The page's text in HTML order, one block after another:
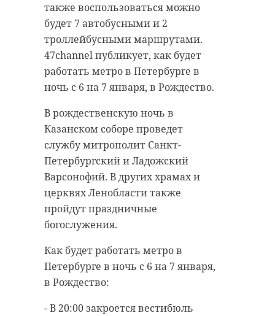
также воспользоваться можно
будет 7 автобусными и 2
троллейбусными маршрутами.
47channel публикует, как будет
работать метро в Петербурге в
ночь с 6 на 7 января, в Рождество.
В рождественскую ночь в
Казанском соборе проведет
службу митрополит Санкт-
Петербургский и Ладожский
Варсонофий. В других храмах и
церквях Ленобласти также
пройдут праздничные
богослужения.
Как будет работать метро в
Петербурге в ночь с 6 на 7 января,
в Рождество:
- В 20:00 закроется вестибюль